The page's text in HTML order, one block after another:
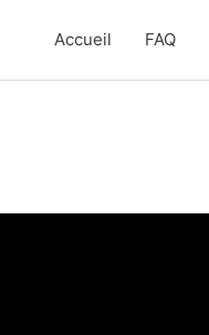
Accueil FAQ